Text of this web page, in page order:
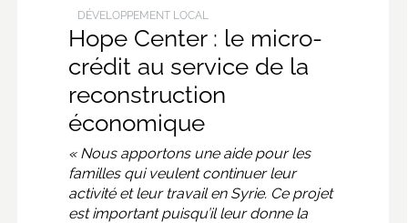
DÉVELOPPEMENT LOCAL
Hope Center : le micro-
crédit au service de la
reconstruction
économique
« Nous apportons une aide pour les
familles qui veulent continuer leur
activité et leur travailen Syrie. Ce projet
est important puisqu’il leur donne la